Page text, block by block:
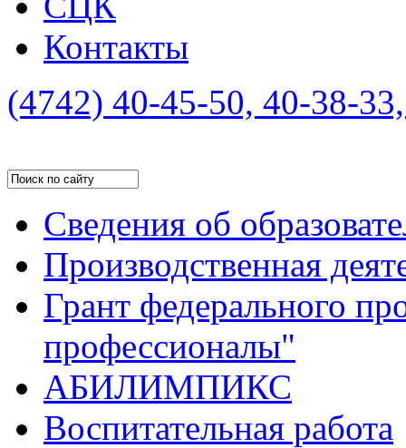
Контакты
(4742) 40-45-50, 40-38-
Сведения об
Производственная
Грант федерального
профессионалы"
АБИЛИМПИКС
Воспитательная работа